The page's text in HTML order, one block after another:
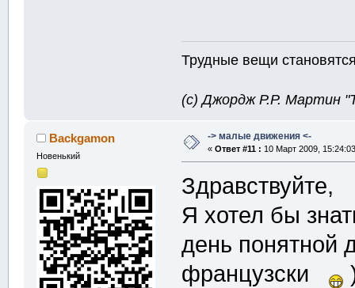
Трудные вещи
(с) Джордж Р.Р. Мартин
Backgamon
Новенький
-> малые движения <-
« Ответ #11 : 10 Март 2009,
Здравствуйте,
Я хотел бы
день понятной
французски